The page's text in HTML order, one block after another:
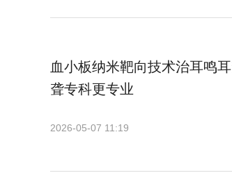
血小板纳米靶向技术治耳鸣
聋专科更专业
2026-05-07 11:19